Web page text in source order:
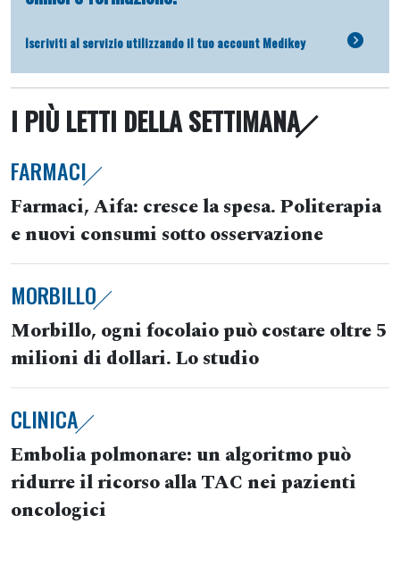
Iscriviti al servizio utilizzando il tuo account Medikey
I PIÙ LETTI DELLA SETTIMANA
FARMACI
Farmaci, Aifa: cresce la spesa. Politerapia
e nuovi consumi sotto osservazione
MORBILLO
Morbillo, ogni focolaio può costare oltre 5
milioni di dollari. Lo studio
CLINICA
Embolia polmonare: un algoritmo può
ridurre il ricorso alla TAC nei pazienti
oncologici